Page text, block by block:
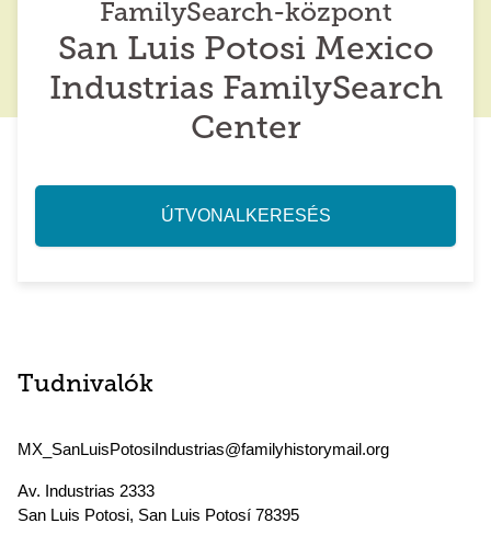
FamilySearch-központ
San Luis Potosi Mexico
Industrias FamilySearch
Center
ÚTVONALKERESÉS
Tudnivalók
MX_SanLuisPotosiIndustrias@familyhistorymail.org
Av. Industrias 2333
San Luis Potosi, San Luis Potosí 78395